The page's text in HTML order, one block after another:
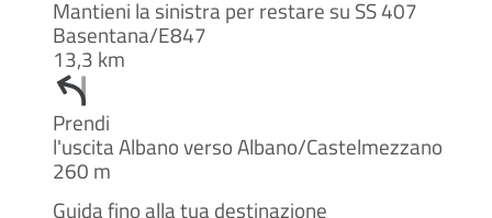
Mantieni la sinistra per restare su SS 407
Basentana/E847
13,3 km
Prendi
l'uscita Albano verso Albano/Castelmezzano
260 m
Guida fino alla tua destinazione